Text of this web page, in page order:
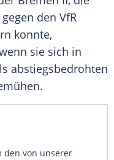
den VfR
konnte,
sie sich in
abstiegsbedrohten
den von unserer